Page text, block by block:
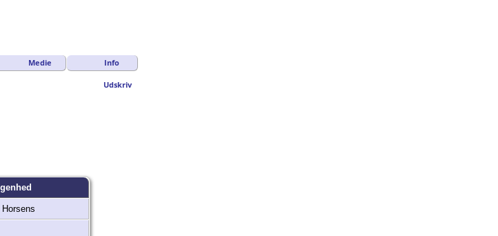
Medie Info
Udskriv
Horsens